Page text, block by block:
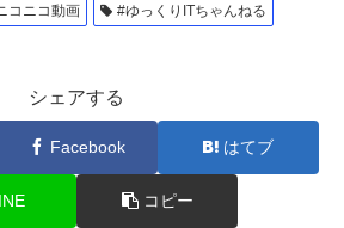
コニコ動画
#ゆっくりITちゃんねる
シェアする
Facebook はてブ
コピー